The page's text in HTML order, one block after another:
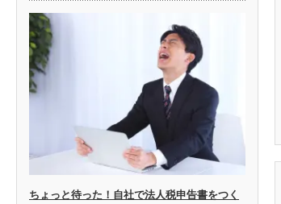
ちょっと待った！自社で法人税申告書をつく